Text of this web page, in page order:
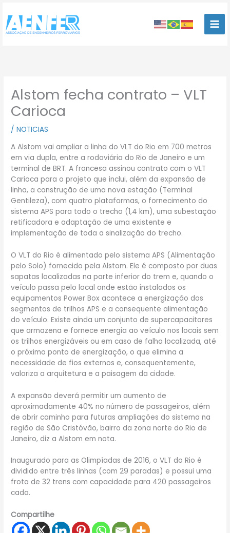
para
conteúdo
Alstom fecha contrato – VLT
Carioca
/NOTICIAS
A Alstom vai ampliar a linha do VLT do Rio em 700 metros
em via dupla, entre a rodoviária do Rio de Janeiro e um
terminal de BRT. A francesa assinou contrato com o VLT
Carioca para o projeto que inclui, além da expansão de
linha, a construção de uma nova estação (Terminal
Gentileza), com quatro plataformas, o fornecimento do
sistema APS para todo o trecho (1,4 km), uma subestação
retificadora e adaptação de uma existente e
implementação de toda a sinalização do trecho.
O VLT do Rio é alimentado pelo sistema APS (Alimentação
pelo Solo) fornecido pela Alstom. Ele é composto por duas
sapatas localizadas na parte inferior do trem e, quando o
veículo passa pelo local onde estão instalados os
equipamentos Power Box acontece a energização dos
segmentos de trilhos APS e a consequente alimentação
do veículo. Existe ainda um conjunto de supercapacitores
que armazena e fornece energia ao veículo nos locais sem
os trilhos energizáveis ou em caso de falha localizada, até
o próximo ponto de energização, o que elimina a
necessidade de fios externos e, consequentemente,
valoriza a arquitetura e a paisagem da cidade.
A expansão deverá permitir um aumento de
aproximadamente 40% no número de passageiros, além
de abrir caminho para futuras ampliações do sistema na
região de São Cristóvão, bairro da zona norte do Rio de
Janeiro, diz a Alstom em nota.
Inaugurado para as Olimpíadas de 2016, o VLT do Rio é
dividido entre três linhas (com 29 paradas) e possui uma
frota de 32 trens com capacidade para 420 passageiros
cada.
Compartilhe